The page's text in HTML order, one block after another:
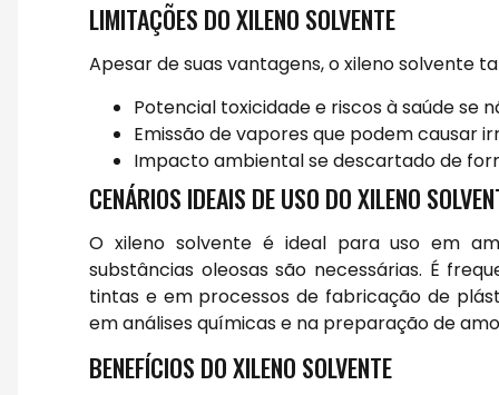
LIMITAÇÕES DO XILENO SOLVENTE
Apesar de suas vantagens, o xileno solvente
Potencial toxicidade e riscos à saúde se
Emissão de vapores que podem causar
Impacto ambiental se descartado de
CENÁRIOS IDEAIS DE USO DO XILENO
O xileno solvente é ideal para uso em
substâncias oleosas são necessárias. É
tintas e em processos de fabricação de
em análises químicas e na preparação de
BENEFÍCIOS DO XILENO SOLVENTE